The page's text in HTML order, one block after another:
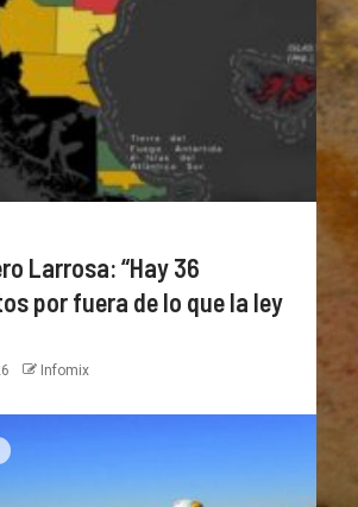
Larrosa: “Hay 36
por fuera de lo que la ley
Infomix